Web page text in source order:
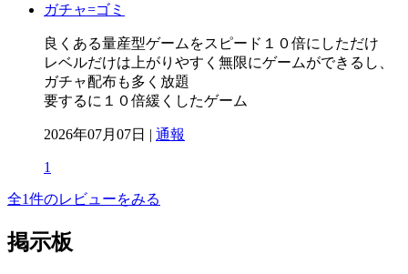
ガチャ=ゴミ
良くある量産型ゲームをスピード１０倍にしただけ
レベルだけは上がりやすく無限にゲームができるし、
ガチャ配布も多く放題
要するに１０倍緩くしたゲーム
2026年07月07日 | 通報
1
全1件のレビューをみる
掲示板